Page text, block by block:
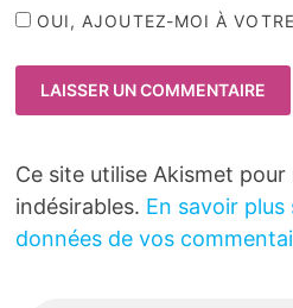
OUI, AJOUTEZ-MOI À
Ce site utilise Akismet pour
indésirables. En savoir
données de vos